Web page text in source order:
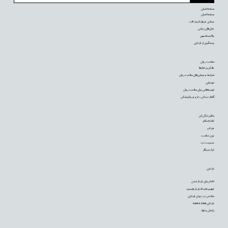
بارداری
اقدام برای باردار شدن
فهمیده‌اید که باردار هستید
سلامتی در دوران بارداری
بارداری هفته به هفته
زایمان و تولد
سالم زندگی کن
تغذیه سالم
ورزش
وزن مناسب
مدیریت درد
ترک سیگار
سلامت روان
علائم و رفتارها
شرایط و بیماری‌های سلامت روان
خودیاری
توصیه‌‌هایی برای سلامت روان
گفتار درمانی، دارو و روانپزشکی
صفحه اصلی
صفحه اصلی
بیماری عروق کرونر قلب
عمل‌های زیبایی
واکسیناسیون
پیشگیری از بارداری